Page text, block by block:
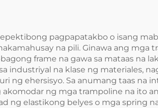
pagpapatakbo o isang
na pili. Ginawa ang
frame na gawa sa mataas na
na klase ng materiales,
ng ehersisyo. Sa anumang taas na
ng mga trampoline na ito
ng elastikong belyes o mga spring